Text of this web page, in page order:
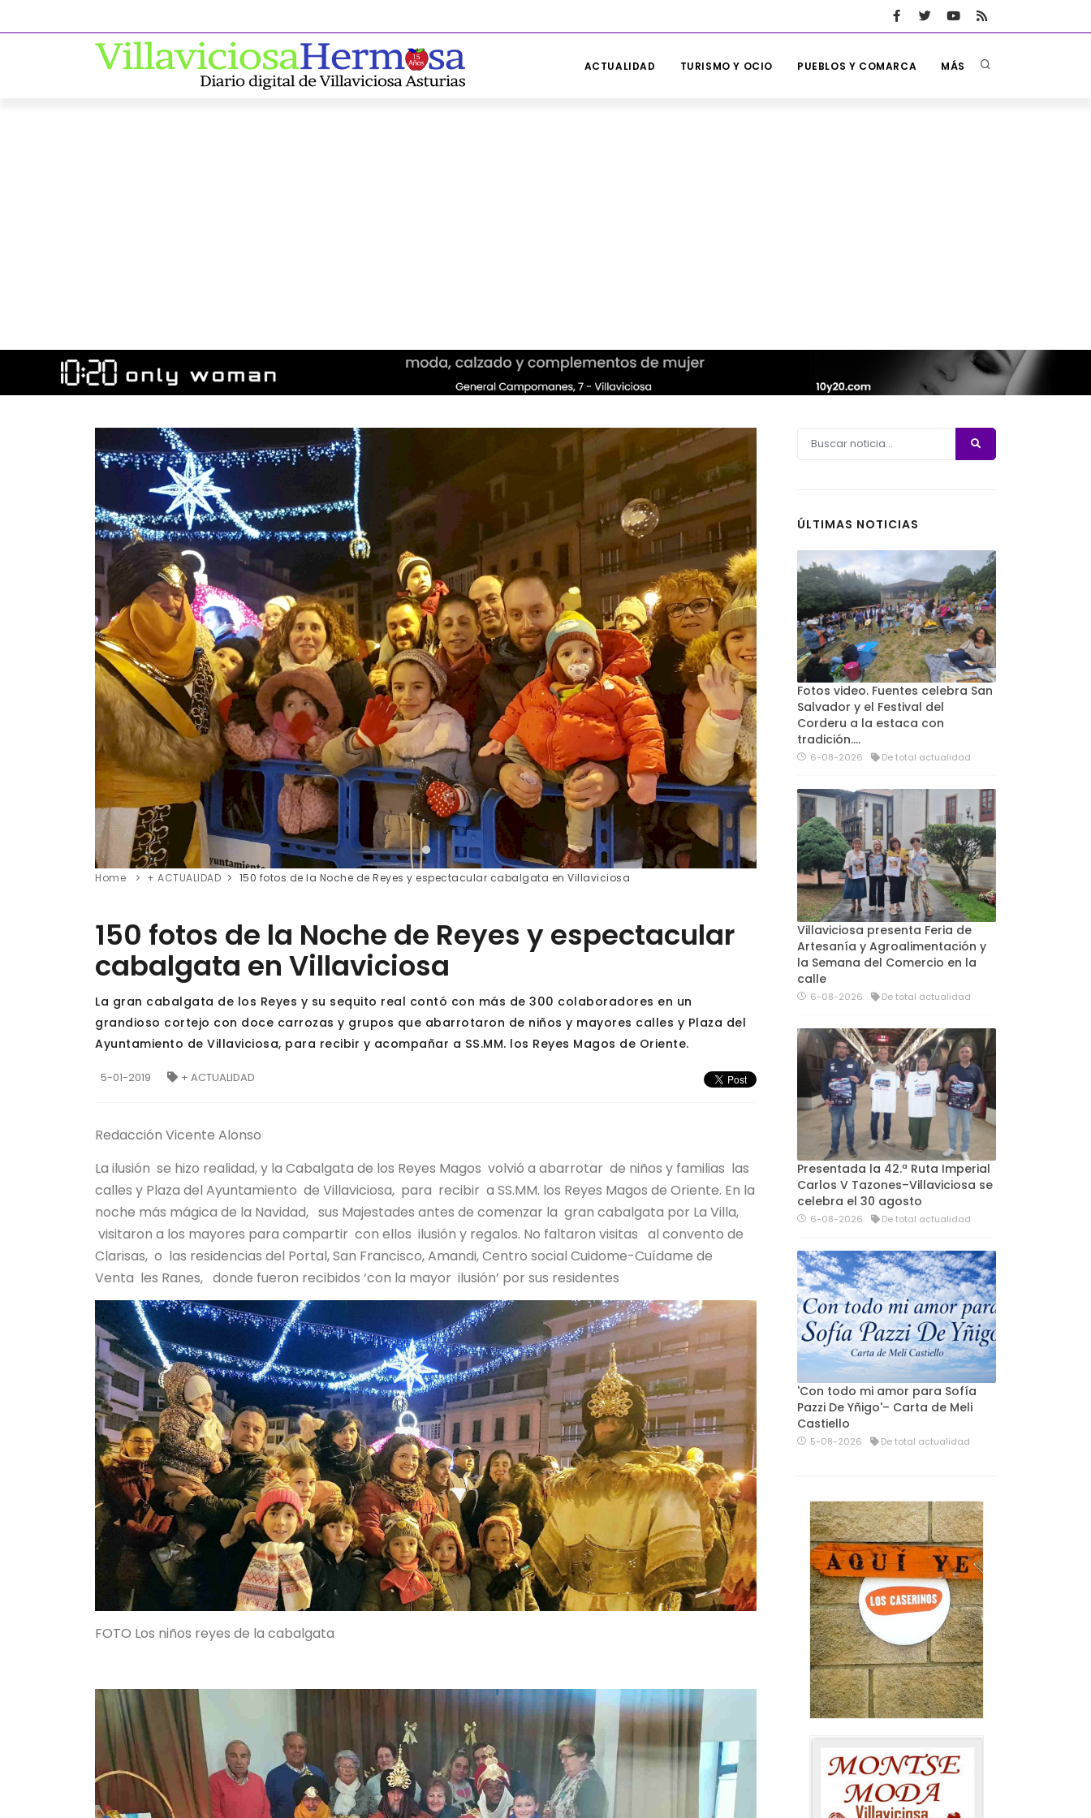
ACTUALIDAD TURISMO Y OCIO PUEBLOS Y COMARCA MÁS
Home + ACTUALIDAD 150 fotos de la Noche de Reyes y espectacular cabalgata en Villaviciosa
150 fotos de la Noche de Reyes y espectacular
cabalgata en Villaviciosa
La gran cabalgata de los Reyes y su sequito real contó con más de 300 colaboradores en un
grandioso cortejo con doce carrozas y grupos que abarrotaron de niños y mayores calles y Plaza del
Ayuntamiento de Villaviciosa, para recibir y acompañar a SS.MM. los Reyes Magos de Oriente.
5-01-2019 + ACTUALIDAD
Redacción Vicente Alonso
La ilusión se hizo realidad, y la Cabalgata de los Reyes Magos volvió a abarrotar de niños y familias las
calles y Plaza del Ayuntamiento de Villaviciosa, para recibir a SS.MM. los Reyes Magos de Oriente. En la
noche más mágica de la Navidad, sus Majestades antes de comenzar la gran cabalgata por La Villa,
visitaron a los mayores para compartir con ellos ilusión y regalos. No faltaron visitas al convento de
Clarisas, o las residencias del Portal, San Francisco, Amandi, Centro social Cuidome-Cuídame de
Venta les Ranes, donde fueron recibidos ‘con la mayor ilusión’ por sus residentes
FOTO Los niños reyes de la cabalgata
ÚLTIMAS NOTICIAS
Fotos video. Fuentes celebra San
Salvador y el Festival del
Corderu a la estaca con
tradición....
6-08-2026 De total actualidad
Villaviciosa presenta Feria de
Artesanía y Agroalimentación y
la Semana del Comercio en la
calle
6-08-2026 De total actualidad
Presentada la 42.ª Ruta Imperial
Carlos V Tazones–Villaviciosa se
celebra el 30 agosto
6-08-2026 De total actualidad
'Con todo mi amor para Sofía
Pazzi De Yñigo'– Carta de Meli
Castiello
5-08-2026 De total actualidad